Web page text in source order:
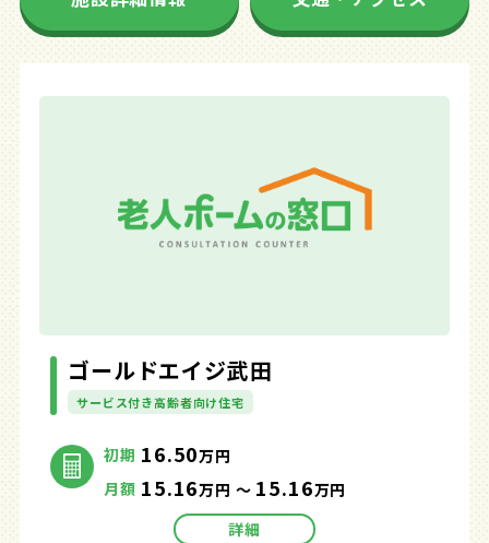
ゴールドエイジ武田
サービス付き高齢者向け住宅
初期 16.50万円
月額 15.16万円 ～ 15.16万円
詳細